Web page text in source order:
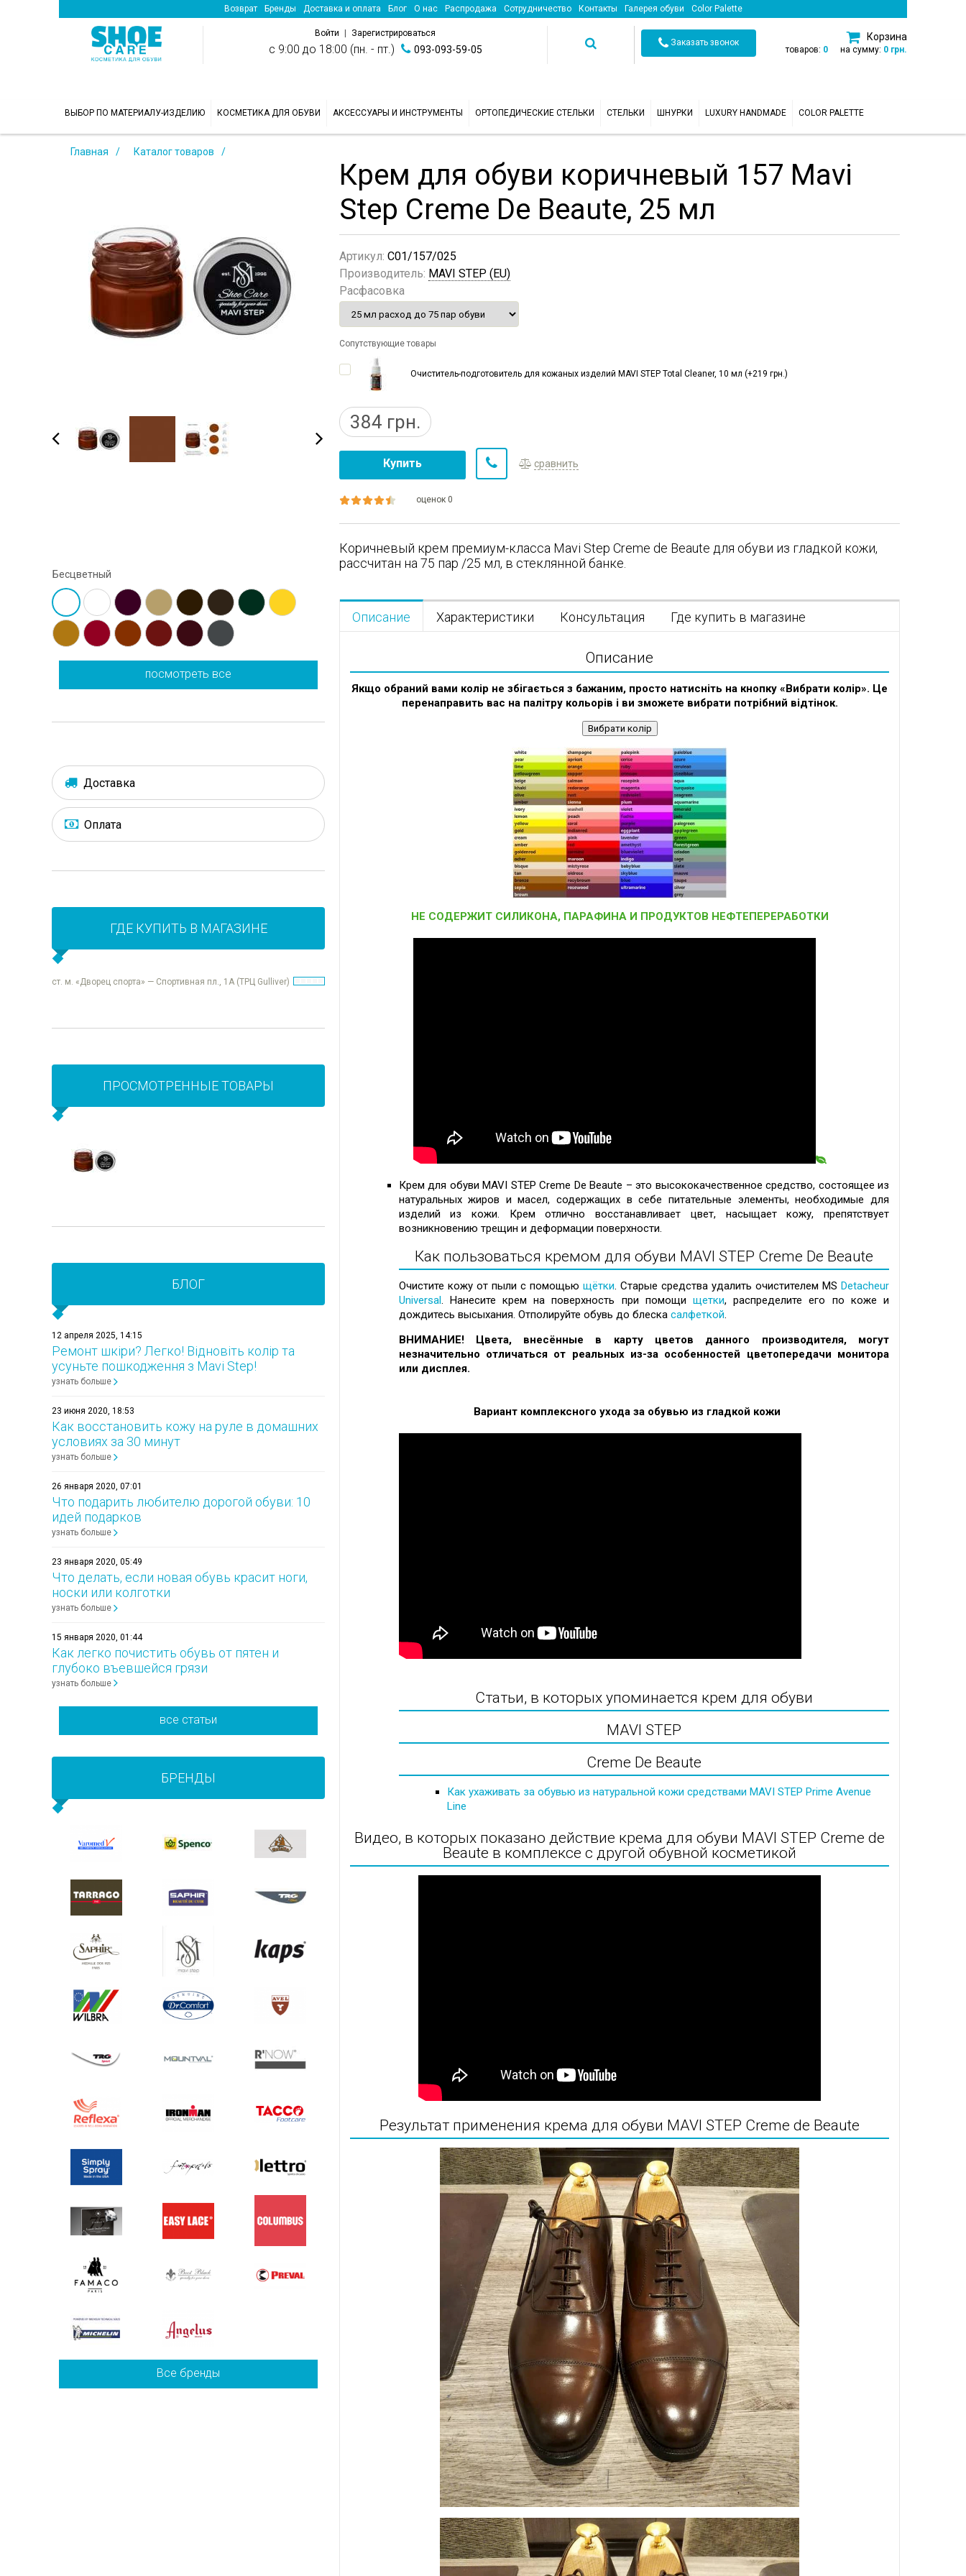
Возврат Бренды Доставка и оплата Блог О нас Распродажа Сотрудничество Контакты Галерея обуви Color Palette
Войти Зарегистрироваться
с 9:00 до 18:00 (пн. - пт.) 093-093-59-05
Заказать звонок
Корзина
товаров: 0 на сумму: 0 грн.
ВЫБОР ПО МАТЕРИАЛУ-ИЗДЕЛИЮ КОСМЕТИКА ДЛЯ ОБУВИ АКСЕССУАРЫ И ИНСТРУМЕНТЫ ОРТОПЕДИЧЕСКИЕ СТЕЛЬКИ СТЕЛЬКИ ШНУРКИ LUXURY HANDMADE COLOR PALETTE
Главная Каталог товаров
Бесцветный
посмотреть все
Крем для обуви коричневый 157 Mavi
Step Creme De Beaute, 25 мл
Артикул: C01/157/025
Производитель: MAVI STEP (EU)
Расфасовка
Сопутствующие товары
Очиститель-подготовитель для кожаных изделий MAVI STEP Total Cleaner, 10 мл (+219 грн.)
384 грн.
Купить сравнить
оценок 0
Коричневый крем премиум-класса Mavi Step Creme de Beaute для обуви из гладкой кожи,
рассчитан на 75 пар /25 мл, в стеклянной банке.
Описание Характеристики Консультация Где купить в магазине
Описание
Якщо обраний вами колір не збігається з бажаним, просто натисніть на кнопку «Вибрати колір». Це
перенаправить вас на палітру кольорів і ви зможете вибрати потрібний відтінок.
Вибрати колір
НЕ СОДЕРЖИТ СИЛИКОНА, ПАРАФИНА И ПРОДУКТОВ НЕФТЕПЕРЕРАБОТКИ
Крем для обуви MAVI STEP Creme De Beaute – это высококачественное средство, состоящее из
натуральных жиров и масел, содержащих в себе питательные элементы, необходимые для
изделий из кожи. Крем отлично восстанавливает цвет, насыщает кожу, препятствует
возникновению трещин и деформации поверхности.
Как пользоваться кремом для обуви MAVI STEP Creme De Beaute
Очистите кожу от пыли с помощью щётки. Старые средства удалить очистителем MS Detacheur
Universal. Нанесите крем на поверхность при помощи щетки, распределите его по коже и
дождитесь высыхания. Отполируйте обувь до блеска салфеткой.
ВНИМАНИЕ! Цвета, внесённые в карту цветов данного производителя, могут
незначительно отличаться от реальных из-за особенностей цветопередачи монитора
или дисплея.
Вариант комплексного ухода за обувью из гладкой кожи
Статьи, в которых упоминается крем для обуви
MAVI STEP
Creme De Beaute
Как ухаживать за обувью из натуральной кожи средствами MAVI STEP Prime Avenue
Line
Видео, в которых показано действие крема для обуви MAVI STEP Creme de
Beaute в комплексе с другой обувной косметикой
Результат применения крема для обуви MAVI STEP Creme de Beaute
Доставка
Оплата
ГДЕ КУПИТЬ В МАГАЗИНЕ
ст. м. «Дворец спорта» — Спортивная пл., 1А (ТРЦ Gulliver)
ПРОСМОТРЕННЫЕ ТОВАРЫ
БЛОГ
12 апреля 2025, 14:15
Ремонт шкіри? Легко! Відновіть колір та
усуньте пошкодження з Mavi Step!
узнать больше
23 июня 2020, 18:53
Как восстановить кожу на руле в домашних
условиях за 30 минут
узнать больше
26 января 2020, 07:01
Что подарить любителю дорогой обуви: 10
идей подарков
узнать больше
23 января 2020, 05:49
Что делать, если новая обувь красит ноги,
носки или колготки
узнать больше
15 января 2020, 01:44
Как легко почистить обувь от пятен и
глубоко въевшейся грязи
узнать больше
все статьи
БРЕНДЫ
Все бренды